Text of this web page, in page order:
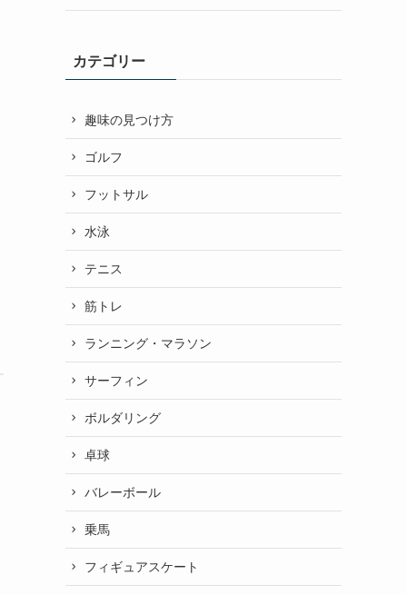
カテゴリー
趣味の見つけ方
ゴルフ
フットサル
水泳
テニス
筋トレ
ランニング・マラソン
サーフィン
ボルダリング
卓球
バレーボール
乗馬
フィギュアスケート